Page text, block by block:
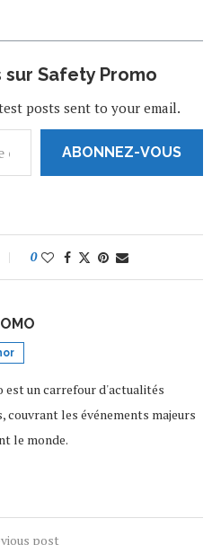
sur Safety Promo
posts sent to your email.
ABONNEZ-VOUS
0
est un carrefour d'actualités
les événements majeurs
le monde.
post